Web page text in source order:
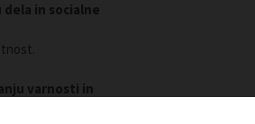
in socialne
varnosti in